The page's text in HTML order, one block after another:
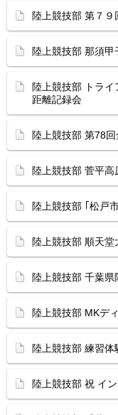
陸上競技部 第７
陸上競技部 那須甲
陸上競技部 トラ
距離記録会
陸上競技部 第78
陸上競技部 菅平高
陸上競技部 ｢松戸
陸上競技部 順天堂
陸上競技部 千葉
陸上競技部 MKデ
陸上競技部 練習
陸上競技部 祝 イ